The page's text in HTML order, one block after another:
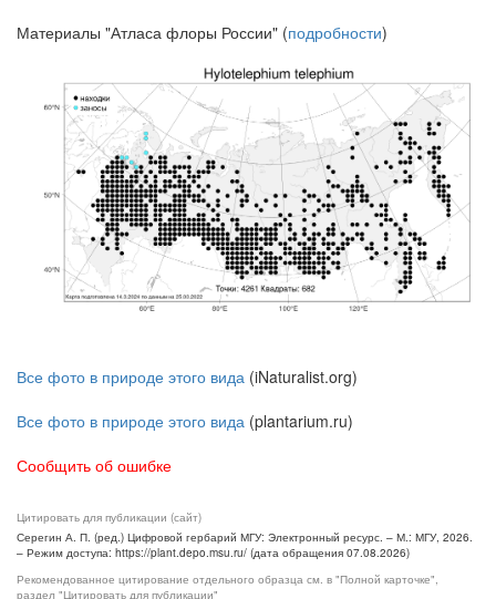
Материалы "Атласа флоры России" (подробности)
Все фото в природе этого вида (iNaturalist.org)
Все фото в природе этого вида (plantarium.ru)
Сообщить об ошибке
Цитировать для публикации (сайт)
Серегин А. П. (ред.) Цифровой гербарий МГУ: Электронный ресурс. – М.: МГУ, 2026.
– Режим доступа: https://plant.depo.msu.ru/ (дата обращения 07.08.2026)
Рекомендованное цитирование отдельного образца см. в "Полной карточке",
раздел "Цитировать для публикации"